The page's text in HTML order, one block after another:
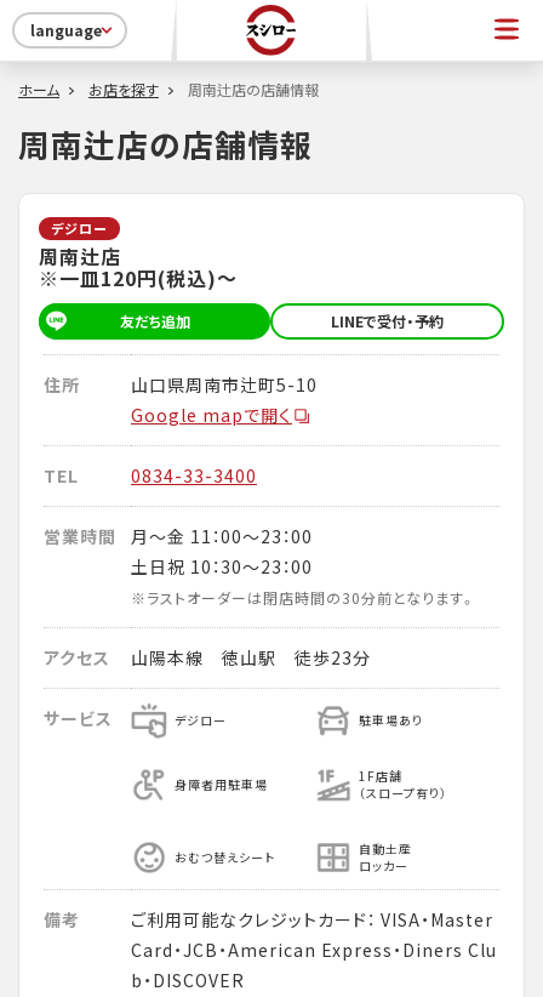
language
ホーム お店を探す 周南辻店の店舗情報
周南辻店の店舗情報
デジロー
周南辻店
※一皿120円(税込)～
友だち追加 LINEで受付・予約
住所
山口県周南市辻町5-10
Google mapで開く
TEL 0834-33-3400
営業時間
月～金 11：00～23：00
土日祝 10：30～23：00
※ラストオーダーは閉店時間の30分前となります。
アクセス 山陽本線 徳山駅 徒歩23分
サービス デジロー 駐車場あり
身障者用駐車場
1F店舗
（スロープ有り）
おむつ替えシート
自動土産
ロッカー
備考
ご利用可能なクレジットカード： VISA・Master
Card・JCB・American Express・Diners Clu
b・DISCOVER